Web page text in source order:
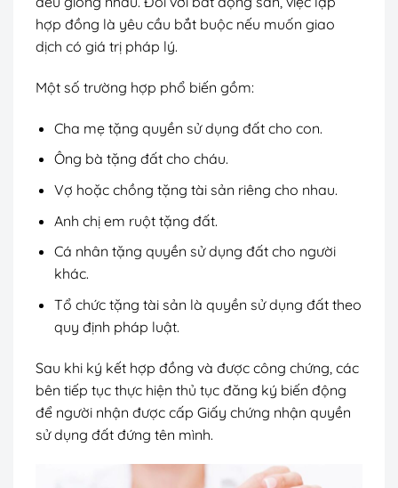
hợp đồng là yêu cầu bắt buộc nếu muốn giao
dịch có giá trị pháp lý.
Một số trường hợp phổ biến gồm:
Cha mẹ tặng quyền sử dụng đất cho con.
Ông bà tặng đất cho cháu.
Vợ hoặc chồng tặng tài sản riêng cho nhau.
Anh chị em ruột tặng đất.
Cá nhân tặng quyền sử dụng đất cho người
khác.
Tổ chức tặng tài sản là quyền sử dụng đất theo
quy định pháp luật.
Sau khi ký kết hợp đồng và được công chứng, các
bên tiếp tục thực hiện thủ tục đăng ký biến động
để người nhận được cấp Giấy chứng nhận quyền
sử dụng đất đứng tên mình.